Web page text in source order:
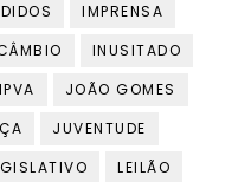
IMPRENSA
INUSITADO
IPVA
JOÃO GOMES
JUVENTUDE
LEILÃO